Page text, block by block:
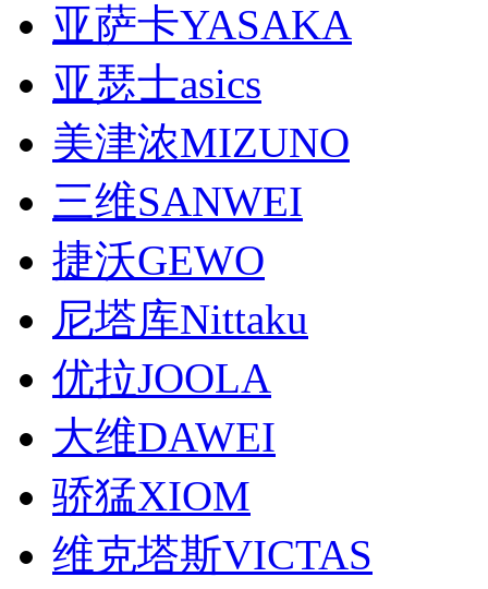
亚萨卡YASAKA
亚瑟士asics
美津浓MIZUNO
三维SANWEI
捷沃GEWO
尼塔库Nittaku
优拉JOOLA
大维DAWEI
骄猛XIOM
维克塔斯VICTAS